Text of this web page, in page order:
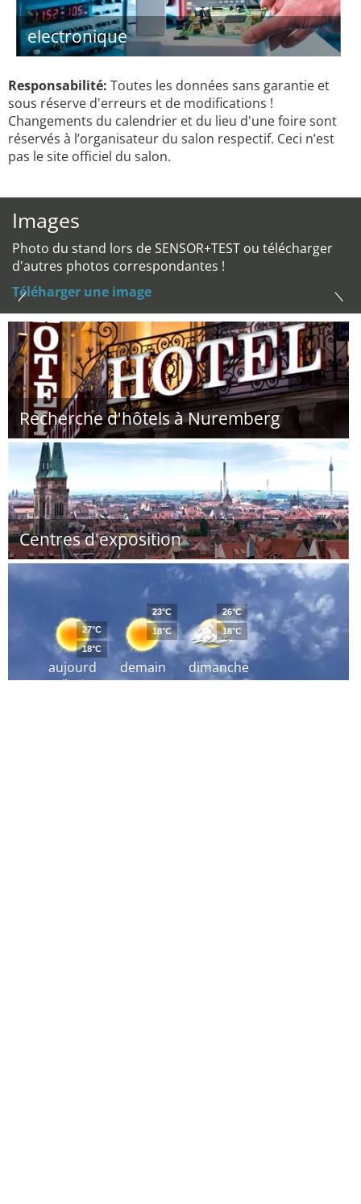
electronique
Responsabilité: Toutes les données sans garantie et
sous réserve d'erreurs et de modifications !
Changements du calendrier et du lieu d'une foire sont
réservés à l’organisateur du salon respectif. Ceci n’est
pas le site officiel du salon.
Images
Photo du stand lors de SENSOR+TEST ou télécharger
d'autres photos correspondantes !
Téléharger une image
Recherche d'hôtels à Nuremberg
Centres d'exposition
aujourd
´hui
27°C
18°C
demain
23°C
18°C
dimanche
26°C
18°C